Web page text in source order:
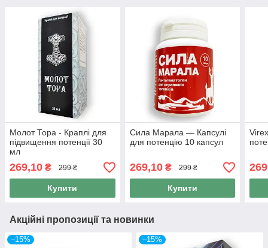
Молот Тора - Краплі для
підвищення потенції 30
мл
269,10 ₴ 299 ₴
Купити
Сила Марала — Капсулі
для потенцію 10 капсул
269,10₴ 299 ₴
Купити
Акційні пропозиції та новинки
–15% –15%